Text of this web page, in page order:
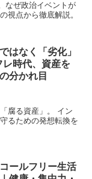
なぜ政治イベントが
視点から徹底解説。
はなく「劣化」
時代、資産を
分かれ目
腐る資産」。 イン
るための発想転換を
ールフリー生活